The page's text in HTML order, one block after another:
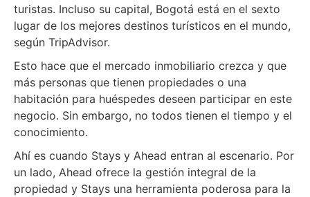
turistas. Incluso su capital, Bogotá está en el sexto
lugar de los mejores destinos turísticos en el mundo,
según TripAdvisor.
Esto hace que el mercado inmobiliario crezca y que
más personas que tienen propiedades o una
habitación para huéspedes deseen participar en este
negocio. Sin embargo, no todos tienen el tiempo y el
conocimiento.
Ahí es cuando Stays y Ahead entran al escenario. Por
un lado, Ahead ofrece la gestión integral de la
propiedad y Stays una herramienta poderosa para la